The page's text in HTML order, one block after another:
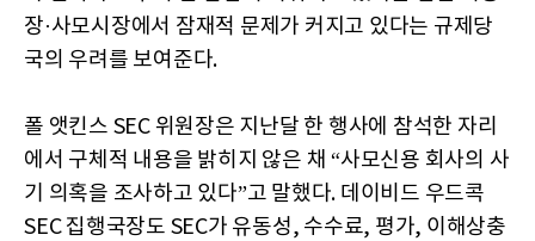
장·사모시장에서 잠재적 문제가 커지고 있다는 규제당
국의 우려를 보여준다.
폴 앳킨스 SEC 위원장은 지난달 한 행사에 참석한 자리
에서 구체적 내용을 밝히지 않은 채 “사모신용 회사의 사
기 의혹을 조사하고 있다”고 말했다. 데이비드 우드콕
SEC 집행국장도 SEC가 유동성, 수수료, 평가, 이해상충